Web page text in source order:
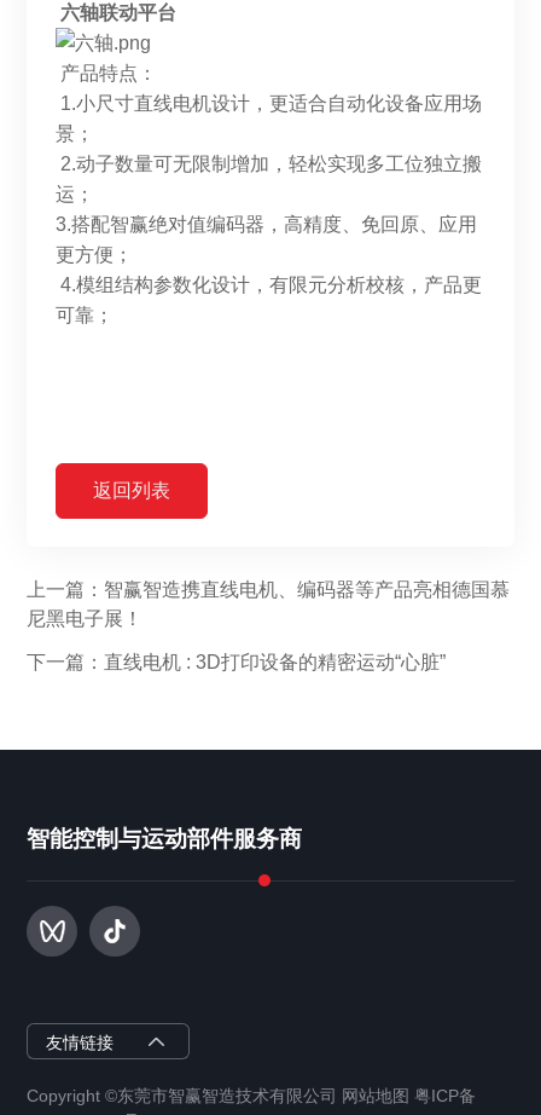
六轴联动平台
产品特点：
1.小尺寸直线电机设计，更适合自动化设备应用场
景；
2.动子数量可无限制增加，轻松实现多工位独立搬
运；
3.搭配智赢绝对值编码器，高精度、免回原、应用
更方便；
4.模组结构参数化设计，有限元分析校核，产品更
可靠；
返回列表
上一篇：智赢智造携直线电机、编码器等产品亮相德国慕
尼黑电子展！
下一篇：直线电机 : 3D打印设备的精密运动“心脏”
智能控制与运动部件服务商
友情链接
智赢半导体
智赢智能装备
Copyright ©东莞市智赢智造技术有限公司 网站地图 粤ICP备